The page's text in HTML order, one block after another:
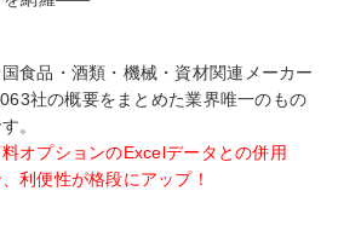
食品・酒類・機械・資材関連メーカー
社の概要をまとめた業界唯一のもの
。
オプションのExcelデータとの併用
利便性が格段にアップ！